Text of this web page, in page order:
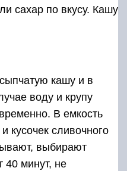
сахар по вкусу. Кашу
кашу и в
воду и крупу
В емкость
кусочек сливочного
выбирают
40 минут, не